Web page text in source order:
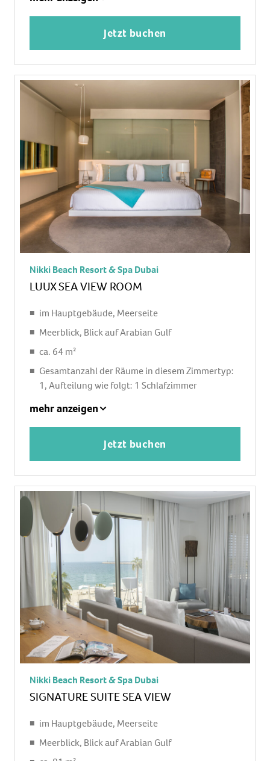
Safe: ohne Gebühr
Sofa, Schreibtisch
Bügeleisen, Bügelbrett
Kaffee-/Teezubereiter, Esstisch
Minibar: gegen Gebühr, Softdrinks: gegen
Gebühr, Wasser: ohne Gebühr, alkoholische
Getränke: gegen Gebühr, Snacks: gegen Gebühr,
Minibarauffüllung: täglich
Telefon, Internet: WLAN/WiFi: ohne Gebühr,
Fernseher: Flatscreen, im Wohnbereich, im
Schlafzimmer, deutsches Programm, Radio
Roomservice: täglich 24 Stunden, gegen Gebühr,
Reinigungsservice: täglich, ohne Gebühr
separate Dusche, Regendusche, Badewanne, WC,
separates WC, Bademantel: ohne Gebühr,
Slipper: ohne Gebühr, Föhn, Kosmetikspiegel
Jetzt buchen
Nikki Beach Resort & Spa Dubai
LUUX SEA VIEW ROOM
im Hauptgebäude, Meerseite
Meerblick, Blick auf Arabian Gulf
ca. 64 m²
Gesamtanzahl der Räume in diesem Zimmertyp:
1, Aufteilung wie folgt: 1 Schlafzimmer
Safe: ohne Gebühr
Bügeleisen, Bügelbrett
Kaffee-/Teezubereiter
Minibar: gegen Gebühr, Softdrinks: gegen
Gebühr, Wasser: ohne Gebühr, alkoholische
Getränke: gegen Gebühr, Snacks: gegen Gebühr,
Minibarauffüllung: täglich
Telefon, Internet: WLAN/WiFi: ohne Gebühr,
Fernseher: Flatscreen, im Schlafzimmer,
deutsches Programm, Radio
Roomservice: täglich 24 Stunden, gegen Gebühr,
Reinigungsservice: täglich, ohne Gebühr
separate Dusche, Regendusche, Badewanne, WC,
Bademantel: ohne Gebühr, Slipper: ohne Gebühr,
Föhn, Kosmetikspiegel
mehr anzeigen
Jetzt buchen
Nikki Beach Resort & Spa Dubai
SIGNATURE SUITE SEA VIEW
im Hauptgebäude, Meerseite
Meerblick, Blick auf Arabian Gulf